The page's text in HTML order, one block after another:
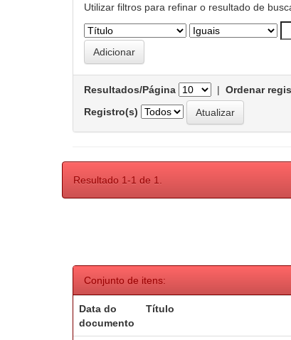
Utilizar filtros para refinar o resultado de
Resultados/Página | Ordenar
Registro(s)
Resultado 1-1 de 1.
Conjunto de itens:
Data do
documento
Título